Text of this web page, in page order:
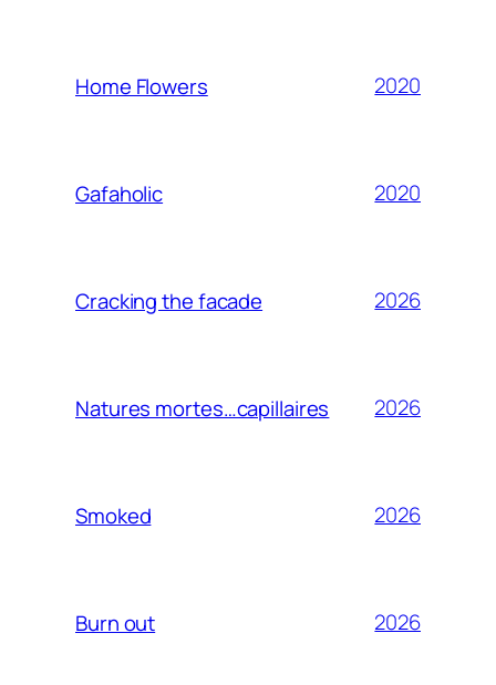
Home Flowers 2020
Gafaholic 2020
Cracking the facade 2026
Natures mortes…capillaires 2026
Smoked 2026
Burn out 2026